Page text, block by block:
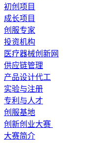
初创项目
成长项目
创服专家
投资机构
医疗器械创新网
供应链管理
产品设计代工
实验与注册
专利与人才
创服基地
创新创业大赛
大赛简介